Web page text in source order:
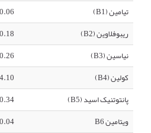
تیامین (B1)
0.06 میلی گرم
ریبوفلاوین (B2)
0.18 میلی گرم
نیاسین (B3)
0.26 میلی گرم
کولین (B4)
پانتوتنیک اسید (B5)
0.34 میلی گرم
ویتامین B6
0.04 میلی گرم